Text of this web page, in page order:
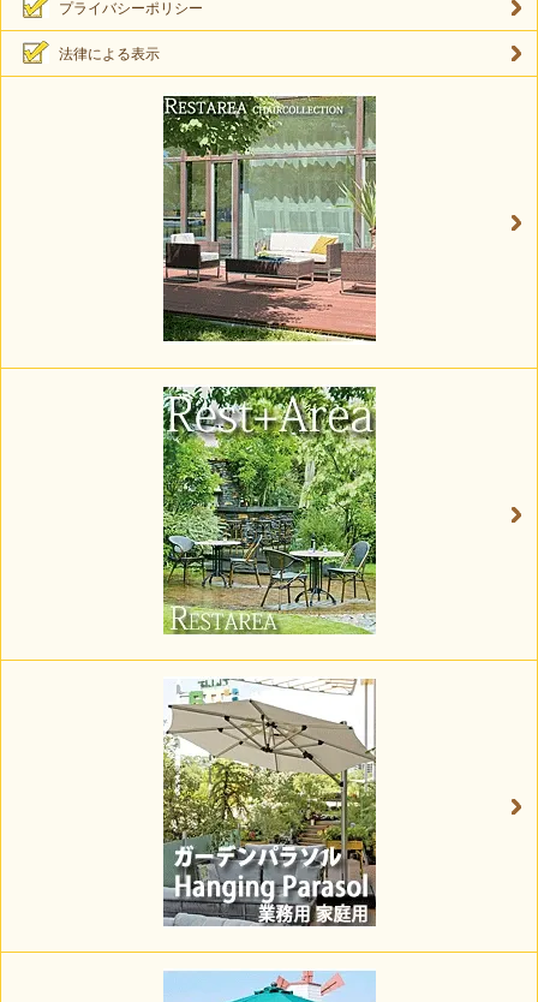
プライバシーポリシー
法律による表示